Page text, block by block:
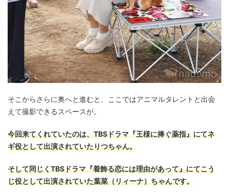
そこからさらに奥へと進むと、ここではアニマルタレントと出会
えて撮影できるスペースが。
今回来てくれていたのは、TBSドラマ『王様に捧ぐ薬指』にてネ
ギ役として出演されていたりつちゃん。
そして同じくTBSドラマ『着飾る恋には理由があって』にてこう
じ役として出演されていた葉菜（リィーナ）ちゃんです。